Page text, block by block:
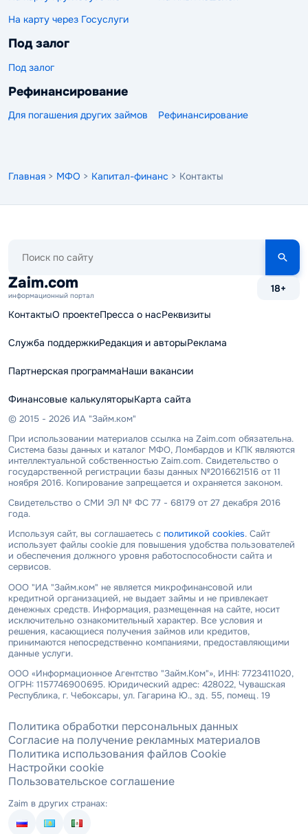
На карту через Госуслуги
Под залог
Под залог
Рефинансирование
Для погашения других займов Рефинансирование
Главная > МФО > Капитал-финанс > Контакты
сайту
Zaim.com
информационный портал
18+
КонтактыО проектеПресса о насРеквизиты
Служба поддержкиРедакция и авторыРеклама
Партнерская программаНаши вакансии
Финансовые калькуляторыКарта сайта
© 2015 - 2026 ИА "Займ.ком"
При использовании материалов ссылка на Zaim.com обязательна.
Система базы данных и каталог МФО, Ломбардов и КПК являются
интеллектуальной собственностью Zaim.com. Свидетельство о
государственной регистрации базы данных №2016621516 от 11
ноября 2016. Копирование запрещается и охраняется законом.
Свидетельство о СМИ ЭЛ № ФС 77 - 68179 от 27 декабря 2016
года.
Используя сайт, вы соглашаетесь с политикой cookies. Сайт
использует файлы cookie для повышения удобства пользователей
и обеспечения должного уровня работоспособности сайта и
сервисов.
ООО "ИА "Займ.ком" не является микрофинансовой или
кредитной организацией, не выдает займы и не привлекает
денежных средств. Информация, размещенная на сайте, носит
исключительно ознакомительный характер. Все условия и
решения, касающиеся получения займов или кредитов,
принимаются непосредственно компаниями, предоставляющими
данные услуги.
ООО «Информационное Агентство "Займ.Ком"», ИНН: 7723411020,
ОГРН: 1157746900695. Юридический адрес: 428022, Чувашская
Республика, г. Чебоксары, ул. Гагарина Ю., зд. 55, помещ. 19
Политика обработки персональных данных
Согласие на получение рекламных материалов
Политика использования файлов Cookie
Настройки cookie
Пользовательское соглашение
Zaim в других странах: